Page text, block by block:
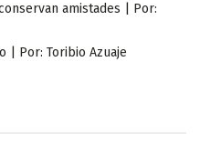
amistades | Por:
| Por: Toribio Azuaje